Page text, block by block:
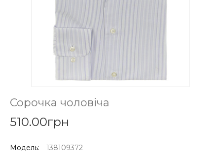
Сорочка чоловіча
510.00грн
Модель:
138109372